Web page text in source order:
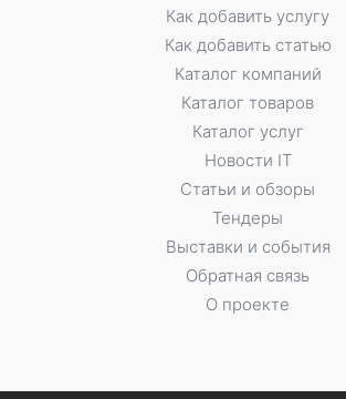
Как добавить услугу
Как добавить статью
Каталог компаний
Каталог товаров
Каталог услуг
Новости IT
Статьи и обзоры
Тендеры
Выставки и события
Обратная связь
О проекте